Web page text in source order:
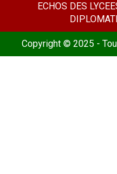
ECHOS DES
Copyright © 2025 -